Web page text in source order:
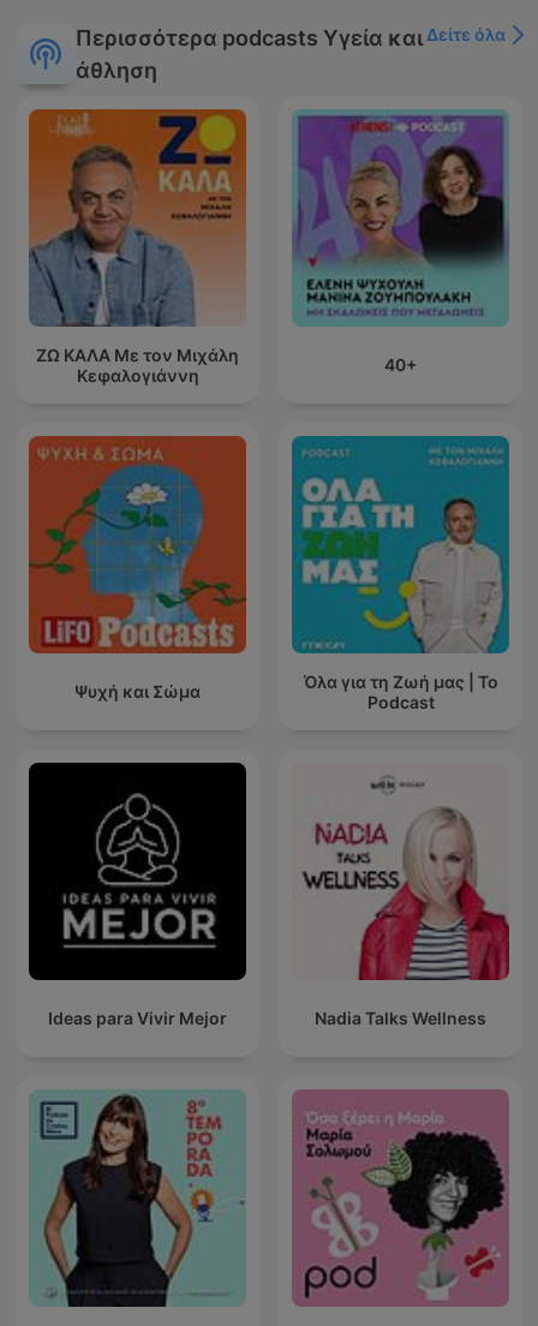
Περισσότερα podcasts Υγεία και
άθληση
Δείτε όλα
ΖΩ ΚΑΛΑ Με τον Μιχάλη
Κεφαλογιάννη
40+
Ψυχή και Σώμα
Όλα για τη Ζωή μας | Το
Podcast
Ideas para Vivir Mejor Nadia Talks Wellness